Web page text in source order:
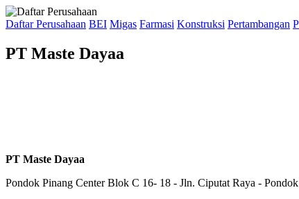
Daftar Perusahaan BEI Migas Farmasi Konstruksi Pertambangan
PT Maste Dayaa
PT Maste Dayaa
Pondok Pinang Center Blok C 16- 18 - Jln. Ciputat Raya - Pondok